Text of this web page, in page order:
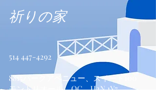
祈りの家
514 447-4292
8815パークアベニュー、スイート100
モントリオール、QC、H2N 1Y7